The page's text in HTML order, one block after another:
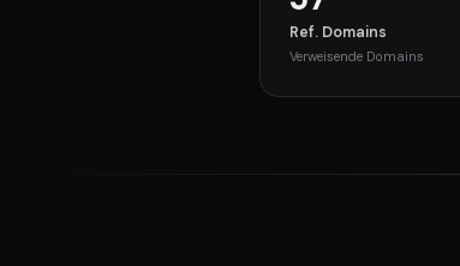
Ref. Domains
Verweisende Domains